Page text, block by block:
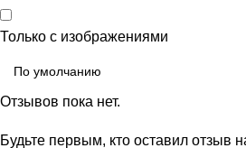
Только с изображениями
Отзывов пока нет.
Будьте первым, кто оставил отзыв